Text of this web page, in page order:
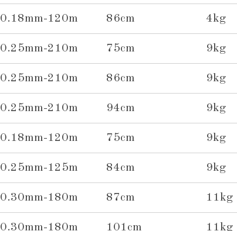
0.18mm-120m 86cm 4kg
0.25mm-210m 75cm 9kg
0.25mm-210m 86cm 9kg
0.25mm-210m 94cm 9kg
0.18mm-120m 75cm 9kg
0.25mm-125m 84cm 9kg
0.30mm-180m 87cm 11kg
0.30mm-180m 101cm 11kg